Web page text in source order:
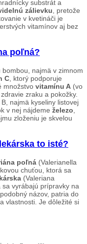
substrát a
zálievku, pretože
v kvetináči je
vitamínov aj bez
poľná?
najmä v zimnom
C, ktorý podporuje
množstvo vitamínu A (vo
zraku a pokožky.
najmä kyseliny listovej
v nej nájdeme železo,
zloženiu je skvelou
to isté?
poľná (Valerianella
chuťou, ktorá sa
(Valeriana
sa vyrábajú prípravky na
názov, patria do
vlastnosti. Je dôležité si